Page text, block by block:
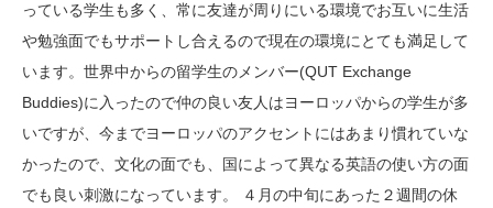
っている学生も多く、常に友達が周りにいる環境でお互いに生活
や勉強面でもサポートし合えるので現在の環境にとても満足して
います。世界中からの留学生のメンバー(QUT Exchange
Buddies)に入ったので仲の良い友人はヨーロッパからの学生が多
いですが、今までヨーロッパのアクセントにはあまり慣れていな
かったので、文化の面でも、国によって異なる英語の使い方の面
でも良い刺激になっています。 ４月の中旬にあった２週間の休